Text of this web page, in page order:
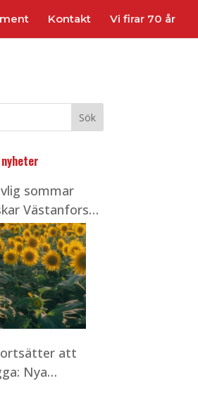
Kontakt Vi firar 70 år
sommar
Västanfors
att
Nya